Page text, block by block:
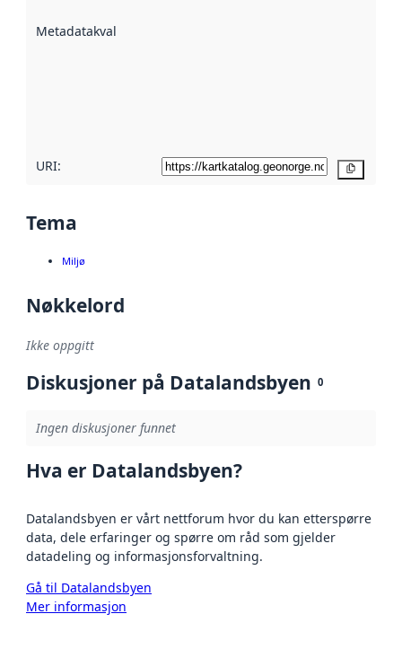
Metadatakvalitet
URI:
Tema
Miljø
Nøkkelord
Ikke oppgitt
Diskusjoner på Datalandsbyen 0
Ingen diskusjoner funnet
Hva er Datalandsbyen?
Datalandsbyen er vårt nettforum hvor du kan etterspørre
data, dele erfaringer og spørre om råd som gjelder
datadeling og informasjonsforvaltning.
Gå til Datalandsbyen
Mer informasjon